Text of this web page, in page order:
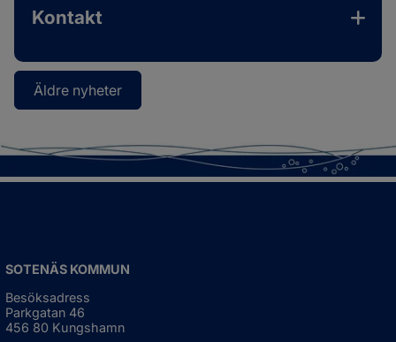
Kontakt
Äldre nyheter
SOTENÄS KOMMUN
Besöksadress
Parkgatan 46
456 80 Kungshamn